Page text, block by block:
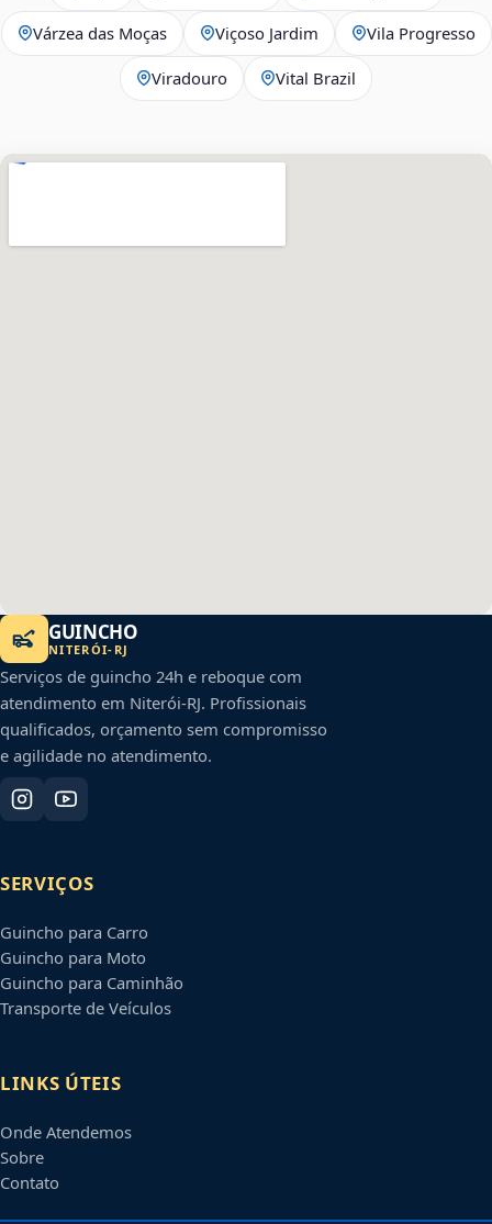
Várzea das Moças Viçoso Jardim Vila Progresso
Viradouro Vital Brazil
GUINCHO
NITERÓI- RJ
Serviços de guincho 24h e reboque com
atendimento em Niterói-RJ. Profissionais
qualificados, orçamento sem compromisso
e agilidade no atendimento.
SERVIÇOS
Guincho para Carro
Guincho para Moto
Guincho para Caminhão
Transporte de Veículos
LINKS ÚTEIS
Onde Atendemos
Sobre
Contato